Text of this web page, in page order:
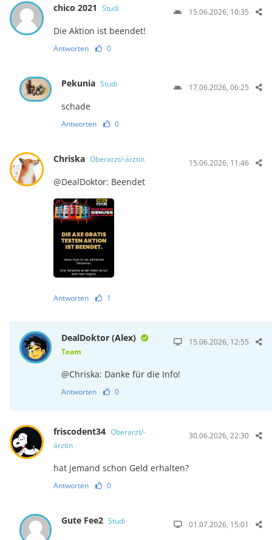
chico 2021 Studi 15.06.2026, 10:35
Die Aktion ist beendet!
Antworten 0
Pekunia Studi 17.06.2026, 06:25
schade
Antworten 0
Chriska Oberarzt/-ärztin 15.06.2026, 11:46
@DealDoktor: Beendet
Antworten 1
DealDoktor (Alex)
Team
15.06.2026, 12:55
@Chriska: Danke für die Info!
Antworten 0
friscodent34 Oberarzt/-
ärztin
30.06.2026, 22:30
hat jemand schon Geld erhalten?
Antworten 0
Gute Fee2 Studi 01.07.2026, 15:01